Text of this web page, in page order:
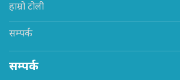
हाम्रो टोली
सम्पर्क
सम्पर्क